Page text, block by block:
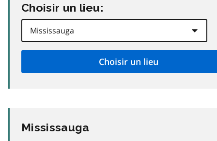
Choisir un lieu:
Mississauga